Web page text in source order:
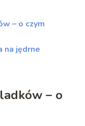
– o czym
na jędrne
– o